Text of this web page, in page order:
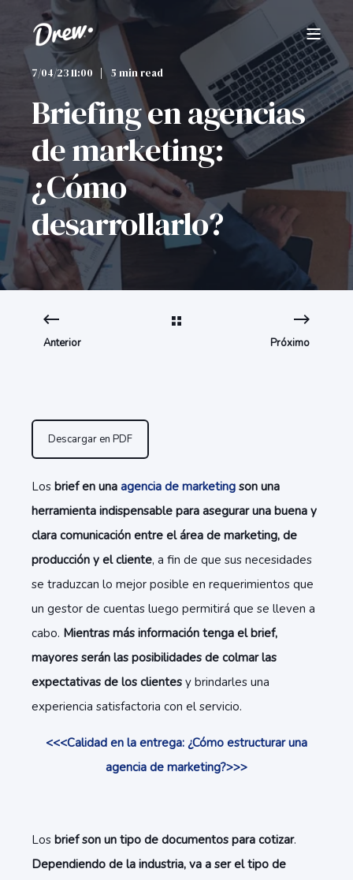
7/04/23 11:00 5 min read
Briefing en agencias
de marketing:
¿Cómo
desarrollarlo?
Anterior Próximo
Descargar en PDF
Los brief en una agencia de marketing son una
herramienta indispensable para asegurar una buena y
clara comunicación entre el área de marketing, de
producción y el cliente, a fin de que sus necesidades
se traduzcan lo mejor posible en requerimientos que
un gestor de cuentas luego permitirá que se lleven a
cabo. Mientras más información tenga el brief,
mayores serán las posibilidades de colmar las
expectativas de los clientes y brindarles una
experiencia satisfactoria con el servicio.
<<<Calidad en la entrega: ¿Cómo estructurar una
agencia de marketing?>>>
Los brief son un tipo de documentos para cotizar.
Dependiendo de la industria, va a ser el tipo de